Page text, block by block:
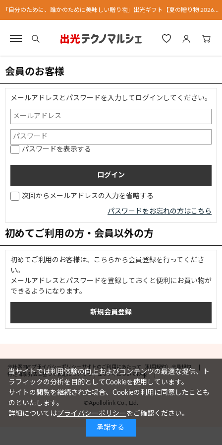
会員のお客様
メールアドレスとパスワードを入力してログインしてください。
パスワードを表示する
次回からメールアドレスの入力を省略する
パスワードをお忘れの方はこちら
初めてご利用の方・会員以外の方
初めてご利用のお客様は、こちらから会員登録を行ってくださ
い。
メールアドレスとパスワードを登録しておくと便利にお買い物が
できるようになります。
会社案内 プライバシーポリシー サイトのご利用にあたって（利用規約） 会員規約
特定商取引法に基づく表記についてセキュリティについてFAQ
©Apollolink Co., Ltd.
当サイトでは利用体験の向上およびコンテンツの最適な提供、ト
ラフィックの分析を目的としてCookieを使用しています。
サイトの閲覧を継続された場合、Cookieの利用に同意したことも
のといたします。
詳細についてはプライバシーポリシーをご確認ください。
承諾する